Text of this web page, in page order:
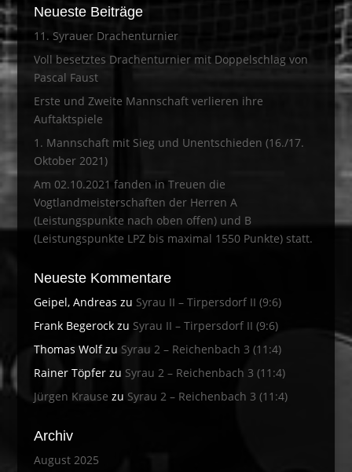
Neueste Beiträge
11. Syrauer Drachenturnier
Voll besetztes Drachenturnier mit Doppelschlag von
Pascal Faust
Erste und Zweite Mannschaft verlieren ihre
Auftaktspiele
1. Mannschaft mit Sieg und Unentschieden (16./17.
Oktober 2021)
Am 02.10.2021 fanden in Treuen die
Vogtlandmeisterschaften der Herren A
(Leistungspunkte nach oben offen) und B
(Leistungspunkte LPZ bis maximal 1550 Punkte) statt.
Neueste Kommentare
Geipel, Andreas zu Syrau II – Tirpersdorf II (9:6)
Frank Begerockzu Syrau II – Tirpersdorf II (9:6)
Thomas Wolfzu Syrau 2 – Reichenbach 3 (11:4)
Rainer Töpferzu Syrau 2 – Reichenbach 3 (11:4)
Jürgen Krause zu Syrau 2 – Reichenbach 3 (11:4)
Archiv
August 2025